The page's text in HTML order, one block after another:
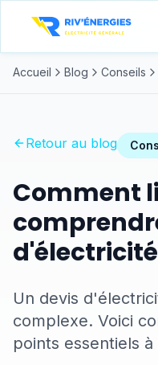
Accueil Blog Conseils
Retour au blog
Comment
d'électricité
Un devis
complexe. Voici
points essentiels